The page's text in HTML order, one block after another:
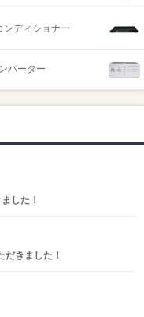
ンディショナー
バーター
した！
だきました！